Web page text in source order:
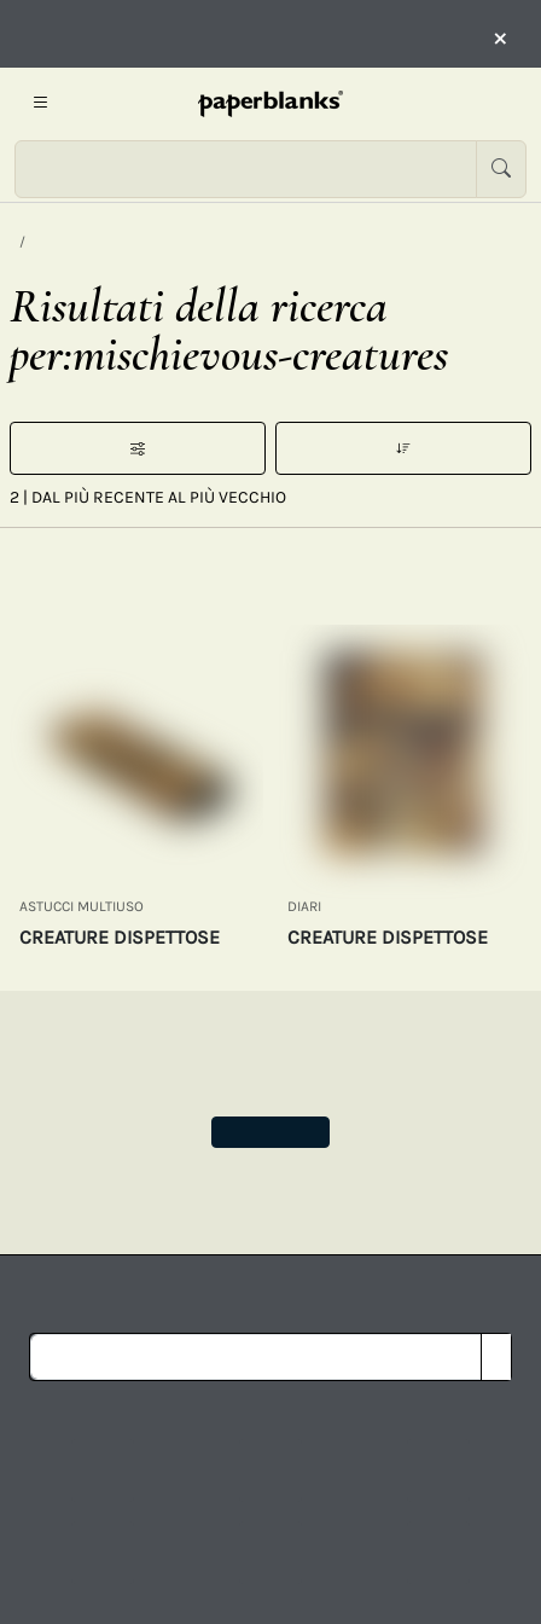
×
Risultati della ricerca
per:mischievous-creatures
2 | DAL PIÙ RECENTE AL PIÙ VECCHIO
ASTUCCI MULTIUSO
CREATURE DISPETTOSE
DIARI
CREATURE DISPETTOSE